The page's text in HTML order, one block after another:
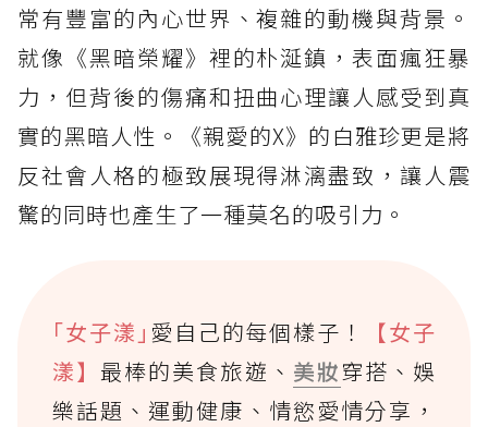
常有豐富的內心世界、複雜的動機與背景。
就像《黑暗榮耀》裡的朴涎鎮，表面瘋狂暴
力，但背後的傷痛和扭曲心理讓人感受到真
實的黑暗人性。《親愛的X》的白雅珍更是將
反社會人格的極致展現得淋漓盡致，讓人震
驚的同時也產生了一種莫名的吸引力。
｢女子漾｣ 愛自己的每個樣子！
【女子
漾】最棒的美食旅遊、 美妝穿搭、娛
樂話題、運動健康、情慾愛情分享，